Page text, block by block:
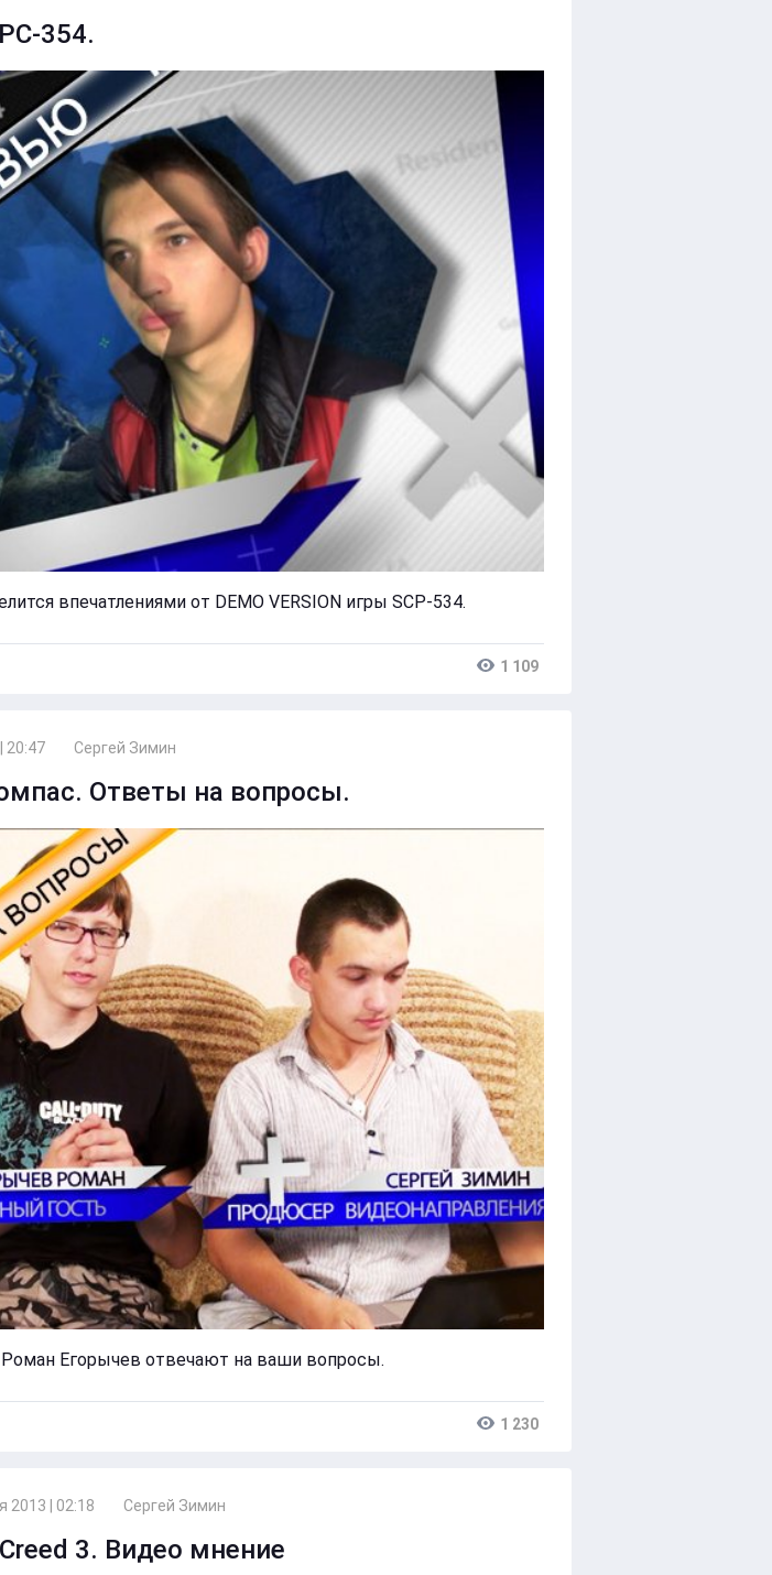
354.
впечатлениями от DEMO VERSION игры SCP-534.
1 109
20:47 Сергей Зимин
Ответы на вопросы.
Егорычев отвечают на ваши вопросы.
1 230
2013 | 02:18 Сергей Зимин
3. Видео мнение